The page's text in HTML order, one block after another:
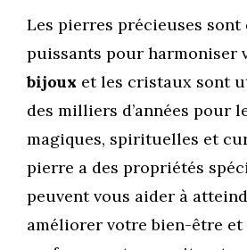
Les pierres précieuses sont
puissants pour harmoniser
bijoux et les cristaux sont
des milliers d’années pour
magiques, spirituelles et
pierre a des propriétés
peuvent vous aider à
améliorer votre bien-être et